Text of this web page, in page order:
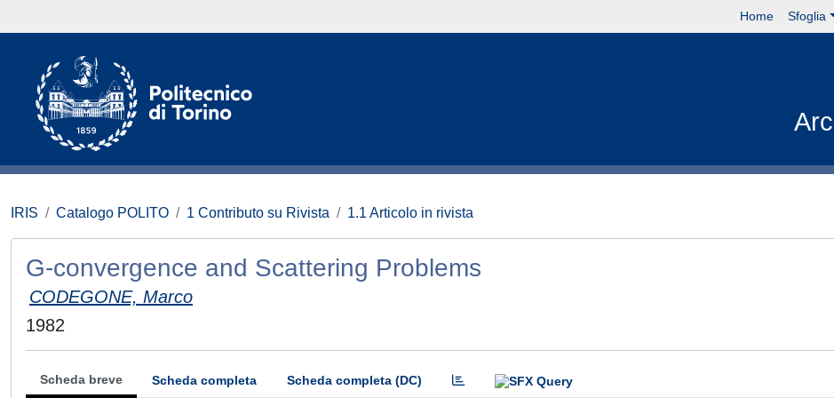
Home Sfoglia
IRIS Catalogo POLITO 1 Contributo su Rivista 1.1 Articolo in rivista
G-convergence and Scattering Problems
CODEGONE, Marco
1982
Scheda breve Scheda completa Scheda completa (DC)